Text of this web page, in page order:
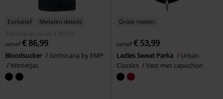
Exclusief
Metalen details
Adviesprijs
vanaf € 89,99
vanaf€ 86,99
Bloodsucker
Gothicana by EMP
Winterjas
Grote maten
vanaf€ 53,99
Ladies Sweat Parka
Urban
Classics
Vest met capuchon